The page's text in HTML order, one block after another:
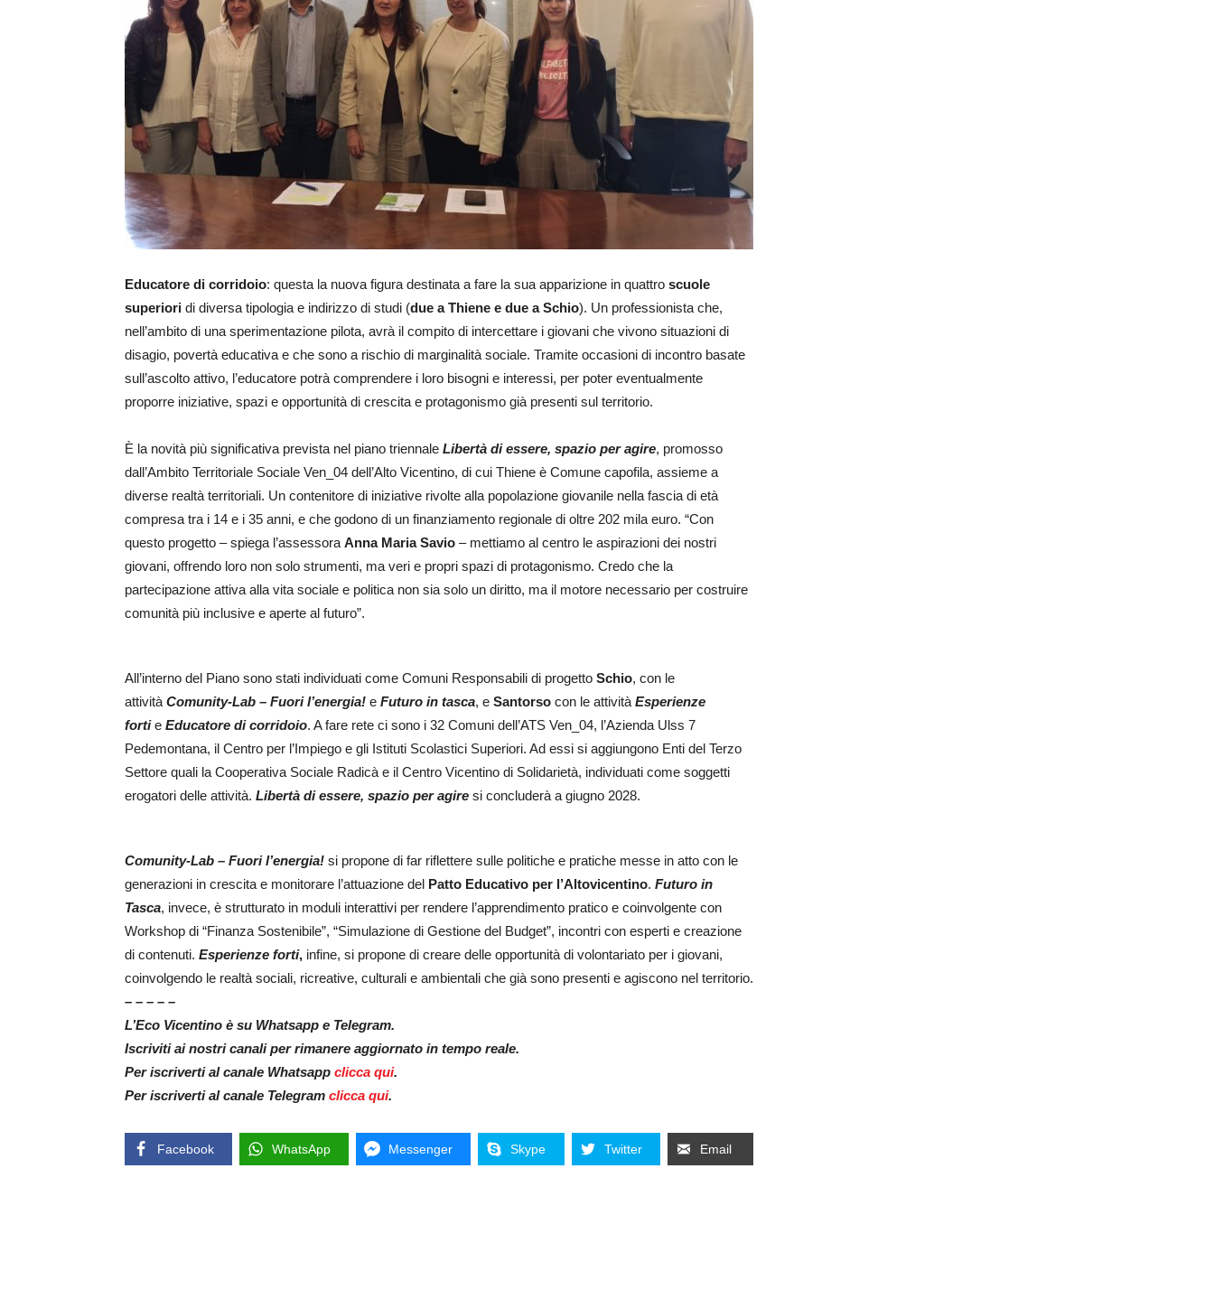
Educatore di corridoio: questa la nuova figura destinata a fare la sua apparizione in quattro scuole
superiori di diversa tipologia e indirizzo di studi (due a Thiene e due a Schio). Un professionista che,
nell’ambito di una sperimentazione pilota, avrà il compito di intercettare i giovani che vivono situazioni di
disagio, povertà educativa e che sono a rischio di marginalità sociale. Tramite occasioni di incontro basate
sull’ascolto attivo, l’educatore potrà comprendere i loro bisogni e interessi, per poter eventualmente
proporre iniziative, spazi e opportunità di crescita e protagonismo già presenti sul territorio.
È la novità più significativa prevista nel piano triennale Libertà di essere, spazio per agire, promosso
dall’Ambito Territoriale Sociale Ven_04 dell’Alto Vicentino, di cui Thiene è Comune capofila, assieme a
diverse realtà territoriali. Un contenitore di iniziative rivolte alla popolazione giovanile nella fascia di età
compresa tra i 14 e i 35 anni, e che godono di un finanziamento regionale di oltre 202 mila euro. “Con
questo progetto – spiega l’assessora Anna Maria Savio – mettiamo al centro le aspirazioni dei nostri
giovani, offrendo loro non solo strumenti, ma veri e propri spazi di protagonismo. Credo che la
partecipazione attiva alla vita sociale e politica non sia solo un diritto, ma il motore necessario per costruire
comunità più inclusive e aperte al futuro”.
All’interno del Piano sono stati individuati come Comuni Responsabili di progetto Schio, con le
attività Comunity-Lab – Fuori l’energia! e Futuro in tasca, e Santorso con le attività Esperienze
fortie Educatore di corridoio. A fare rete ci sono i 32 Comuni dell’ATS Ven_04, l’Azienda Ulss 7
Pedemontana, il Centro per l’Impiego e gli Istituti Scolastici Superiori. Ad essi si aggiungono Enti del Terzo
Settore quali la Cooperativa Sociale Radicà e il Centro Vicentino di Solidarietà, individuati come soggetti
erogatori delle attività. Libertà di essere, spazio per agire si concluderà a giugno 2028.
Comunity-Lab – Fuori l’energia! si propone di far riflettere sulle politiche e pratiche messe in atto con le
generazioni in crescita e monitorare l’attuazione del Patto Educativo per l’Altovicentino. Futuro in
Tasca, invece, è strutturato in moduli interattivi per rendere l’apprendimento pratico e coinvolgente con
Workshop di “Finanza Sostenibile”, “Simulazione di Gestione del Budget”, incontri con esperti e creazione
di contenuti. Esperienze forti, infine, si propone di creare delle opportunità di volontariato per i giovani,
coinvolgendo le realtà sociali, ricreative, culturali e ambientali che già sono presenti e agiscono nel territorio.
– – – – –
L’Eco Vicentino è su Whatsapp e Telegram.
Iscriviti ai nostri canali per rimanere aggiornato in tempo reale.
Per iscriverti al canale Whatsapp clicca qui.
Per iscriverti al canale Telegram clicca qui.
Facebook WhatsApp Messenger Skype Twitter Email